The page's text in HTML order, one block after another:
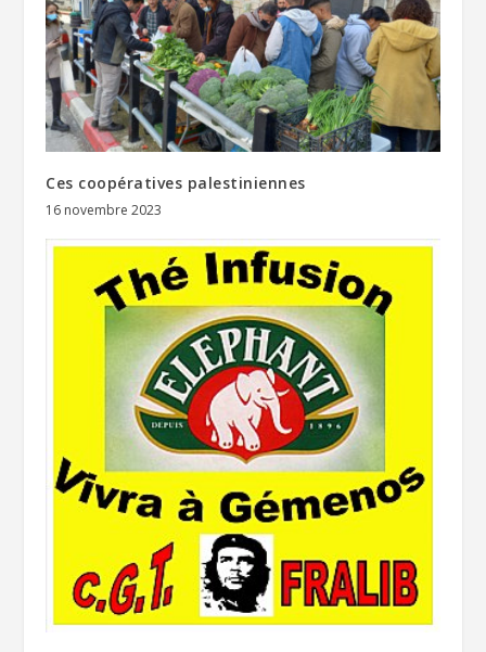
Ces coopératives palestiniennes
16 novembre 2023